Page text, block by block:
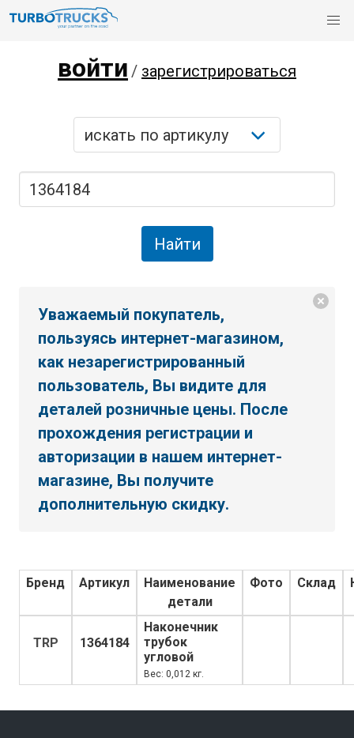
войти / зарегистрироваться
Уважаемый покупатель,
пользуясь интернет-магазином,
как незарегистрированный
пользователь, Вы видите для
деталей розничные цены. После
прохождения регистрации и
авторизации в нашем интернет-
магазине, Вы получите
дополнительную скидку.
Бренд Артикул
Наименование
детали
Фото Склад
TRP 1364184
Наконечник
трубок
угловой
Вес: 0,012 кг.